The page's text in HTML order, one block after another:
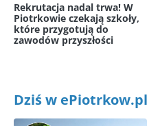
Rekrutacja nadal trwa! W
Piotrkowie czekają szkoły,
które przygotują do
zawodów przyszłości
Dziś w ePiotrkow.pl